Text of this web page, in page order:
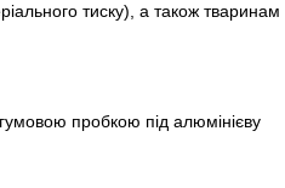
тиску), а також тваринам
пробкою під алюмінієву